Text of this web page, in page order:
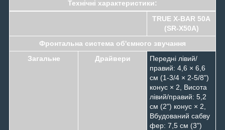
Технічні характеристики:
TRUE X-BAR 50А
(SR-X50A)
Фронтальна система об'ємного звучання
Загальне
Драйвери
Передні лівий/
правий: 4,6 × 6,6
см (1-3/4 × 2-5/8")
конус × 2, Висота
лівий/правий: 5,2
см (2") конус × 2,
Вбудований сабву
фер: 7,5 см (3")